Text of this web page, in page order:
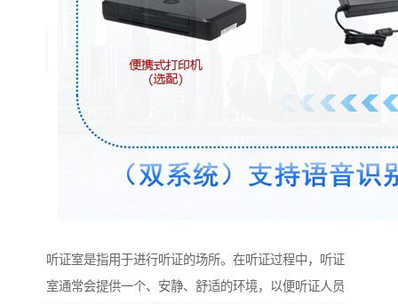
听证室是指用于进行听证的场所。在听证过程中，听证
室通常会提供一个、安静、舒适的环境，以便听证人员